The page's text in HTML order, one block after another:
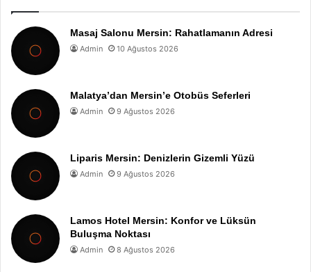
Masaj Salonu Mersin: Rahatlamanın Adresi
Admin 10 Ağustos 2026
Malatya’dan Mersin’e Otobüs Seferleri
Admin 9 Ağustos 2026
Liparis Mersin: Denizlerin Gizemli Yüzü
Admin 9 Ağustos 2026
Lamos Hotel Mersin: Konfor ve Lüksün
Buluşma Noktası
Admin 8 Ağustos 2026